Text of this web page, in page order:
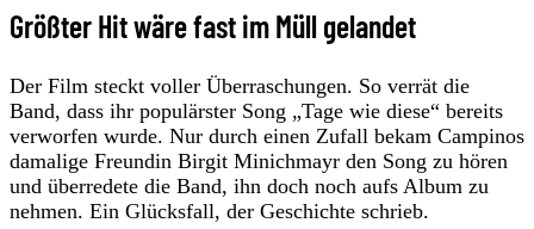
Größter Hit wäre fast im Müll gelandet
Der Film steckt voller Überraschungen. So verrät die
Band, dass ihr populärster Song „Tage wie diese“ bereits
verworfen wurde. Nur durch einen Zufall bekam Campinos
damalige Freundin Birgit Minichmayr den Song zu hören
und überredete die Band, ihn doch noch aufs Album zu
nehmen. Ein Glücksfall, der Geschichte schrieb.